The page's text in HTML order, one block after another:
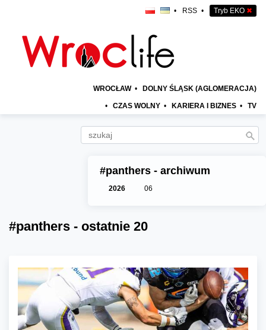
• RSS • Tryb EKO ✖
WROCŁAW • DOLNY ŚLĄSK (AGLOMERACJA)
• CZAS WOLNY • KARIERA I BIZNES • TV
#panthers - archiwum
2026 06
#panthers - ostatnie 20